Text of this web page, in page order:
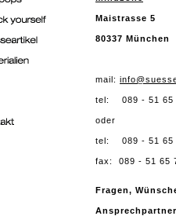
Maistrasse 5
80337 München
mail:
tel: 089 - 51 65
oder
tel: 089 - 51 65
fax: 089 - 51 65
Fragen,